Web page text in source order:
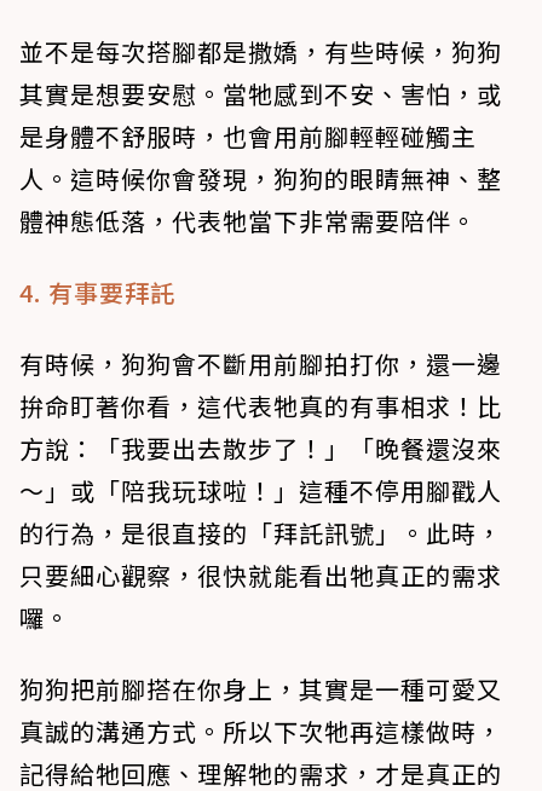
並不是每次搭腳都是撒嬌，有些時候，狗狗
其實是想要安慰。當牠感到不安、害怕，或
是身體不舒服時，也會用前腳輕輕碰觸主
人。這時候你會發現，狗狗的眼睛無神、整
體神態低落，代表牠當下非常需要陪伴。
4. 有事要拜託
有時候，狗狗會不斷用前腳拍打你，還一邊
拚命盯著你看，這代表牠真的有事相求！比
方說：「我要出去散步了！」「晚餐還沒來
～」或「陪我玩球啦！」這種不停用腳戳人
的行為，是很直接的「拜託訊號」。此時，
只要細心觀察，很快就能看出牠真正的需求
囉。
狗狗把前腳搭在你身上，其實是一種可愛又
真誠的溝通方式。所以下次牠再這樣做時，
記得給牠回應、理解牠的需求，才是真正的